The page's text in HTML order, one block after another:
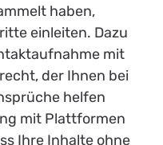
haben,
einleiten. Dazu
mit
der Ihnen bei
helfen
mit Plattformen
Ihre Inhalte ohne